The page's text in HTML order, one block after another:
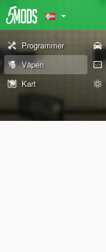
Programmer
Våpen
Kart